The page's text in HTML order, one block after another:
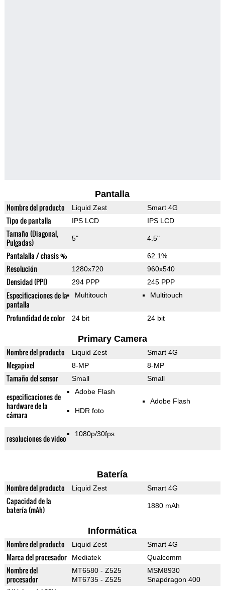
Pantalla
Nombre del producto Liquid Zest Smart 4G
Tipo de pantalla IPS LCD IPS LCD
Tamaño (Diagonal,
Pulgadas)
5" 4.5"
Pantalalla / chasis % 62.1%
Resolución 1280x720 960x540
Densidad (PPI) 294 PPP 245 PPP
Especificaciones de la
pantalla
Multitouch Multitouch
Profundidad de color 24 bit 24 bit
Primary Camera
Nombre del producto Liquid Zest Smart 4G
Megapixel 8-MP 8-MP
Tamaño del sensor Small Small
especificaciones de
hardware de la
cámara
Adobe Flash
HDR foto
Adobe Flash
resoluciones de video 1080p/30fps
Batería
Nombre del producto Liquid Zest Smart 4G
Capacidad de la
batería (mAh)
1880 mAh
Informática
Nombre del producto Liquid Zest Smart 4G
Marca del procesador Mediatek Qualcomm
Nombre del
procesador
MT6580 - Z525
MT6735 - Z525
MSM8930
Snapdragon 400